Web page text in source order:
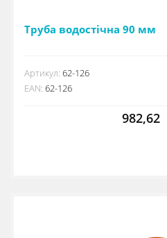
Труба водостічна 90 мм
Артикул: 62-126
EAN: 62-126
982,62